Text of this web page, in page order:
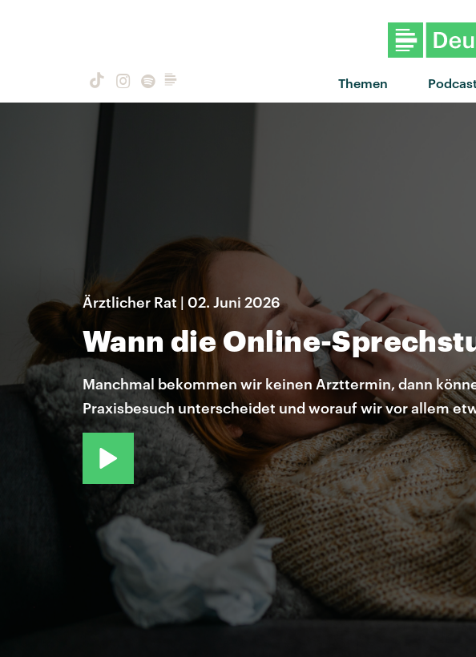
Themen
Ärztlicher Rat | 02. Juni 2026
Wann die Online-
Manchmal bekommen wir keinen Arzttermin, dann
Praxisbesuch unterscheidet und worauf wir vor allem